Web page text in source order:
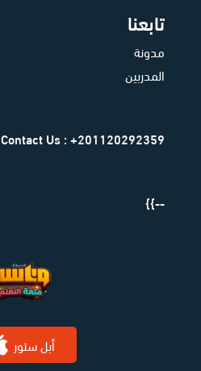
تابعنا
مدونة
المدربين
Contact Us : +201120292359
--}}
أبل ستور